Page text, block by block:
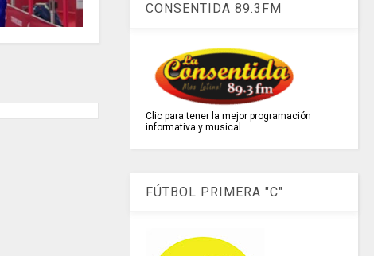
CONSENTIDA 89.3FM
Clic para tener la mejor programación
informativa y musical
FÚTBOL PRIMERA "C"